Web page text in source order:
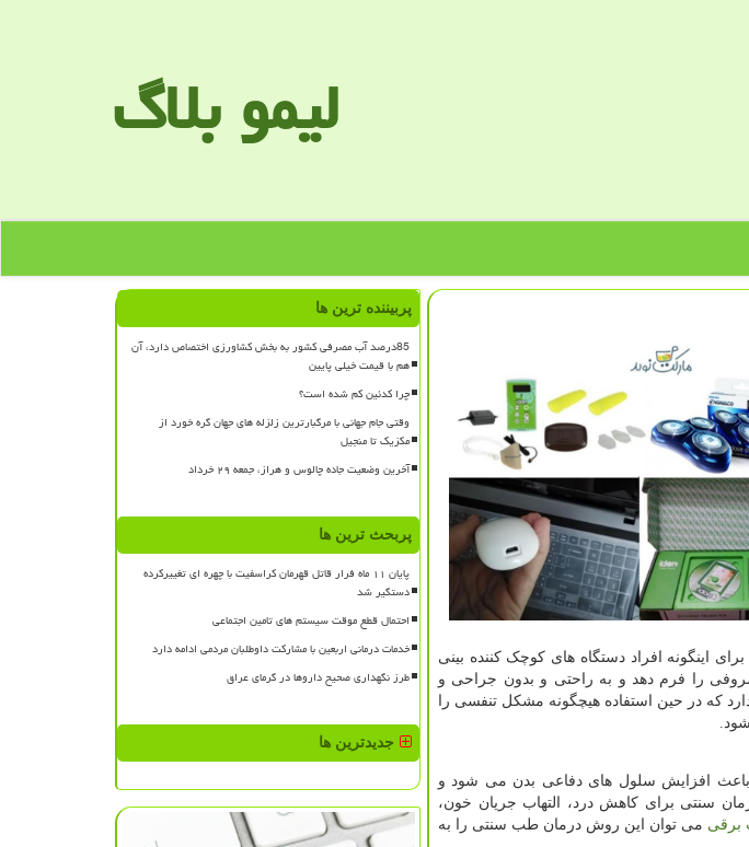
لیمو بلاگ
اینگونه افراد دستگاه های کوچک کننده بینی
را فرم دهد و به راحتی و بدون جراحی و
که در حین استفاده هیچگونه مشکل تنفسی را
افزایش سلول های دفاعی بدن می شود و
سنتی برای کاهش درد، التهاب جریان خون،
برقی می توان این روش درمان طب سنتی را به
پربیننده ترین ها
85درصد آب مصرفی کشور به بخش کشاورزی اختصاص دارد، آن
هم با قیمت خیلی پایین
چرا کدئین کم شده است؟
وقتی جام جهانی با مرگبارترین زلزله های جهان گره خورد از
مکزیک تا منجیل
آخرین وضعیت جاده چالوس و هراز، جمعه ۲۹ خرداد
پربحث ترین ها
پایان ۱۱ ماه فرار قاتل قهرمان کراسفیت با چهره ای تغییرکرده
دستگیر شد
احتمال قطع موقت سیستم های تامین اجتماعی
خدمات درمانی اربعین با مشارکت داوطلبان مردمی ادامه دارد
طرز نگهداری صحیح داروها در گرمای عراق
جدیدترین ها